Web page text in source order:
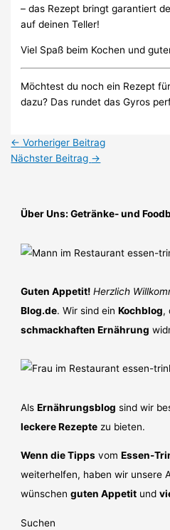
– das Rezept bringt garantiert
auf deinen Teller!
Viel Spaß beim Kochen und
Möchtest du noch ein Rezept
dazu? Das rundet das Gyros
← Vorheriger Beitrag
Nächster Beitrag →
Über Uns: Getränke- und
Guten Appetit! Herzlich
Blog.de. Wir sind einKochblog,
schmackhaften Ernährung
AlsErnährungsblog sind wir
leckere Rezepte zu bieten.
Wenn die Tipps vomEssen-
weiterhelfen, haben wir unsere
wünschenguten Appetit und
Suchen